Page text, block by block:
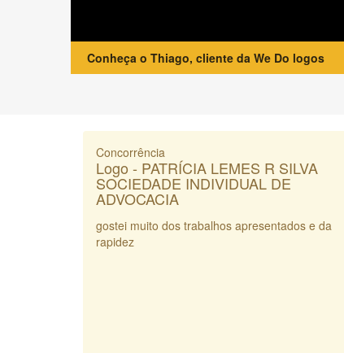
Conheça o Thiago, cliente da We Do logos
Concorrência
Logo - PATRÍCIA LEMES R SILVA
SOCIEDADE INDIVIDUAL DE
ADVOCACIA
gostei muito dos trabalhos apresentados e da
rapidez